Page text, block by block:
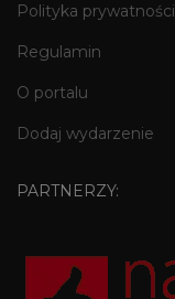
Polityka prywatności
Regulamin
O portalu
Dodaj wydarzenie
PARTNERZY: